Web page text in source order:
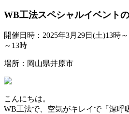
WB工法スペシャルイベント
開催日時：2025年3月29日(土)13時
～13時
場所：岡山県井原市
こんにちは。
WB工法で、空気がキレイで『深呼